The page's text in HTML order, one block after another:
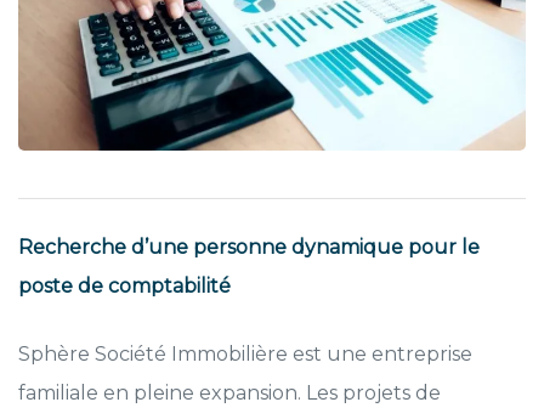
Recherche d’une personne dynamique pour le
poste de comptabilité
Sphère Société Immobilière est une entreprise
familiale en pleine expansion. Les projets de